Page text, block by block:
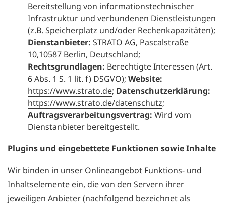
Bereitstellung von informationstechnischer
Infrastruktur und verbundenen Dienstleistungen
(z.B. Speicherplatz und/oder Rechenkapazitäten);
Dienstanbieter: STRATO AG, Pascalstraße
10,10587 Berlin, Deutschland;
Rechtsgrundlagen: Berechtigte Interessen (Art.
6 Abs. 1 S. 1 lit. f) DSGVO); Website:
https://www.strato.de; Datenschutzerklärung:
https://www.strato.de/datenschutz;
Auftragsverarbeitungsvertrag: Wird vom
Dienstanbieter bereitgestellt.
Plugins und eingebettete Funktionen sowie Inhalte
Wir binden in unser Onlineangebot Funktions- und
Inhaltselemente ein, die von den Servern ihrer
jeweiligen Anbieter (nachfolgend bezeichnet als